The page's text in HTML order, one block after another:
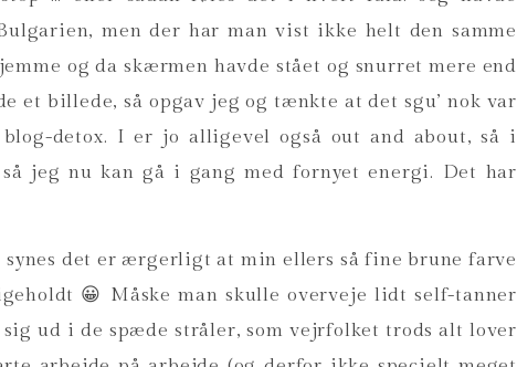
men der har man vist ikke helt den samme
og da skærmen havde stået og snurret mere end
et billede, så opgav jeg og tænkte at det sgu’ nok var
blog-detox. I er jo alligevelogså out and about, så i
jeg nu kan gå i gang med fornyet energi. Det har
det er ærgerligt at min ellers så fine brune farve
😀 Måske man skulle overveje lidt self-tanner
sig ud i de spæde stråler, som vejrfolket trods alt lover